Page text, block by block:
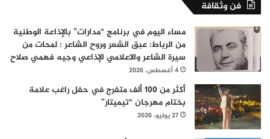
فن وثقافة
مساء اليوم في برنامج “مدارات” بالإذاعة الوطنية
من الرباط: عبق الشعر وروح الشاعر : لمحات من
سيرة الشاعر والاعلامي الإذاعي وجيه فهمي صلاح
4 أغسطس، 2026
أكثر من 100 ألف متفرج في حفل راغب علامة
بختام مهرجان “تيميتار”
27 يوليو، 2026